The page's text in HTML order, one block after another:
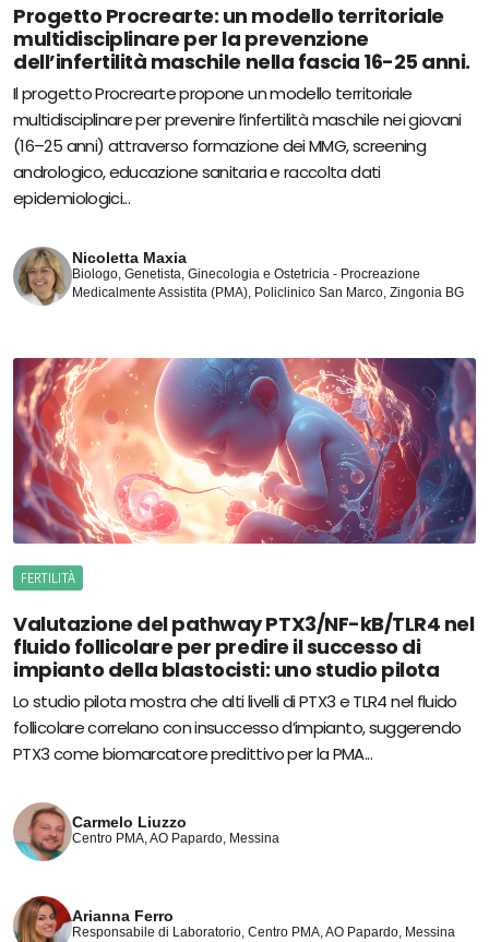
Progetto Procrearte: un modello territoriale
multidisciplinare per la prevenzione
dell’infertilità maschile nella fascia 16-25 anni.
Il progetto Procrearte propone un modello territoriale
multidisciplinare per prevenire l’infertilità maschile nei giovani
(16–25 anni) attraverso formazione dei MMG, screening
andrologico, educazione sanitaria e raccolta dati
epidemiologici...
Nicoletta Maxia
Biologo, Genetista, Ginecologia e Ostetricia - Procreazione
Medicalmente Assistita (PMA), Policlinico San Marco, Zingonia BG
FERTILITÀ
Valutazione del pathway PTX3/NF-kB/TLR4 nel
fluido follicolare per predire il successo di
impianto della blastocisti: uno studio pilota
Lo studio pilota mostra che alti livelli di PTX3 e TLR4 nel fluido
follicolare correlano con insuccesso d’impianto, suggerendo
PTX3 come biomarcatore predittivo per la PMA...
Carmelo Liuzzo
Centro PMA, AO Papardo, Messina
Arianna Ferro
Responsabile di Laboratorio, Centro PMA, AO Papardo, Messina